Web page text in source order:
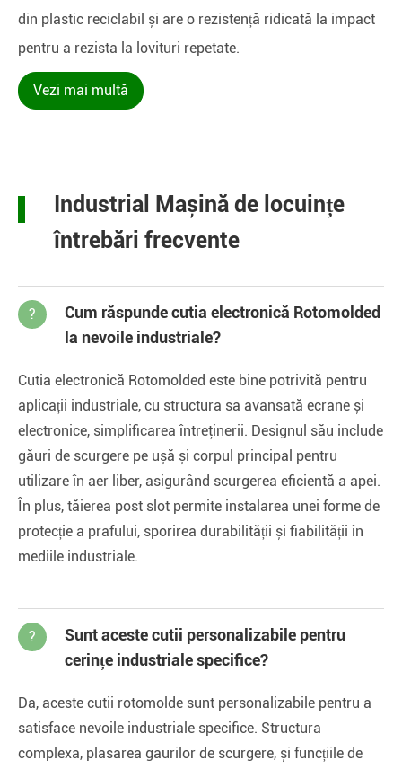
din plastic reciclabil și are o rezistență ridicată la impact
pentru a rezista la lovituri repetate.
Vezi mai multă
Industrial Mașină de locuințe
întrebări frecvente
?
Cum răspunde cutia electronică Rotomolded
la nevoile industriale?
Cutia electronică Rotomolded este bine potrivită pentru
aplicații industriale, cu structura sa avansată ecrane și
electronice, simplificarea întreţinerii. Designul său include
găuri de scurgere pe ușă și corpul principal pentru
utilizare în aer liber, asigurând scurgerea eficientă a apei.
În plus, tăierea post slot permite instalarea unei forme de
protecție a prafului, sporirea durabilității și fiabilității în
mediile industriale.
?
Sunt aceste cutii personalizabile pentru
cerințe industriale specifice?
Da, aceste cutii rotomolde sunt personalizabile pentru a
satisface nevoile industriale specifice. Structura
complexa, plasarea gaurilor de scurgere, și funcțiile de